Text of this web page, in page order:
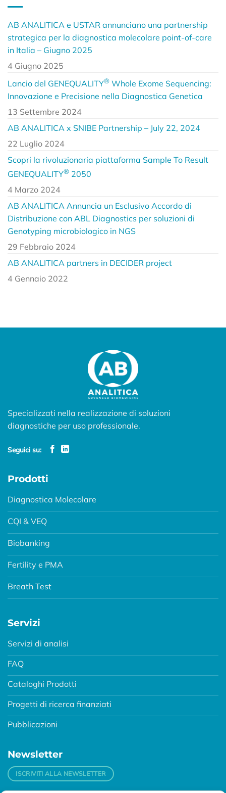
AB ANALITICA e USTAR annunciano una partnership
strategica per la diagnostica molecolare point-of-care
in Italia – Giugno 2025
4 Giugno 2025
Lancio del GENEQUALITY® Whole Exome Sequencing:
Innovazione e Precisione nella Diagnostica Genetica
13 Settembre 2024
AB ANALITICA x SNIBE Partnership – July 22, 2024
22 Luglio 2024
Scopri la rivoluzionaria piattaforma Sample To Result
GENEQUALITY® 2050
4 Marzo 2024
AB ANALITICA Annuncia un Esclusivo Accordo di
Distribuzione con ABL Diagnostics per soluzioni di
Genotyping microbiologico in NGS
29 Febbraio 2024
AB ANALITICA partners in DECIDER project
4 Gennaio 2022
Specializzati nella realizzazione di soluzioni
diagnostiche per uso professionale.
Seguici su:
Prodotti
Diagnostica Molecolare
CQI & VEQ
Biobanking
Fertility e PMA
Breath Test
Servizi
Servizi di analisi
FAQ
Cataloghi Prodotti
Progetti di ricerca finanziati
Pubblicazioni
Newsletter
ISCRIVITI ALLA NEWSLETTER